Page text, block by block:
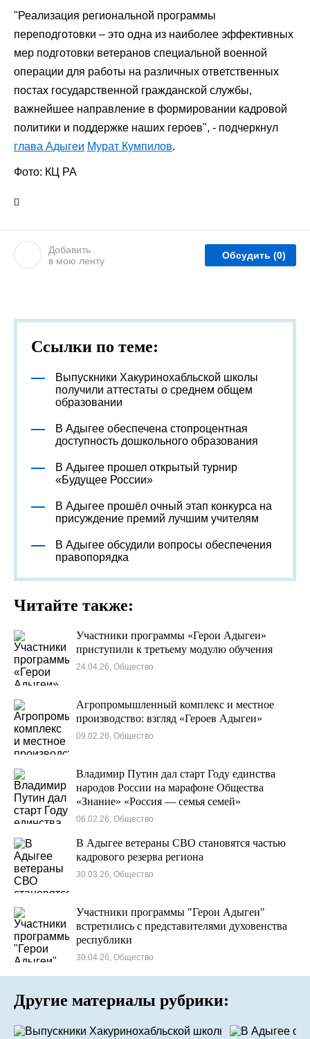
"Реализация региональной программы
переподготовки – это одна из наиболее эффективных
мер подготовки ветеранов специальной военной
операции для работы на различных ответственных
постах государственной гражданской службы,
важнейшее направление в формировании кадровой
политики и поддержке наших героев", - подчеркнул
глава Адыгеи Мурат Кумпилов.
Фото: КЦ РА
Добавить
в мою ленту
Обсудить (0)
Ссылки по теме:
Выпускники Хакуринохабльской школы
получили аттестаты о среднем общем
образовании
В Адыгее обеспечена стопроцентная
доступность дошкольного образования
В Адыгее прошел открытый турнир
«Будущее России»
В Адыгее прошёл очный этап конкурса на
присуждение премий лучшим учителям
В Адыгее обсудили вопросы обеспечения
правопорядка
Читайте также:
Участники программы «Герои Адыгеи»
приступили к третьему модулю обучения
24.04.26, Общество
Агропромышленный комплекс и местное
производство: взгляд «Героев Адыгеи»
09.02.26, Общество
Владимир Путин дал старт Году единства
народов России на марафоне Общества
«Знание» «Россия — семья семей»
06.02.26, Общество
В Адыгее ветераны СВО становятся частью
кадрового резерва региона
30.03.26, Общество
Участники программы "Герои Адыгеи"
встретились с представителями духовенства
республики
30.04.26, Общество
Другие материалы рубрики: